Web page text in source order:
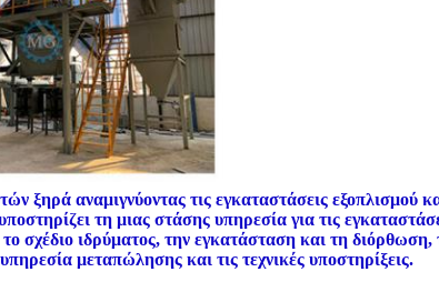
ξηρά αναμιγνύοντας τις εγκαταστάσεις εξοπλισμού
τη μιας στάσης υπηρεσία για τις
σχέδιο ιδρύματος, την εγκατάσταση και τη διόρθωση,
μεταπώλησης και τις τεχνικές υποστηρίξεις.